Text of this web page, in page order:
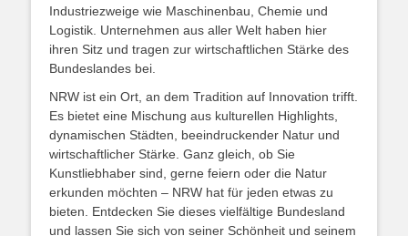
Industriezweige wie Maschinenbau, Chemie und
Logistik. Unternehmen aus aller Welt haben hier
ihren Sitz und tragen zur wirtschaftlichen Stärke des
Bundeslandes bei.
NRW ist ein Ort, an dem Tradition auf Innovation trifft.
Es bietet eine Mischung aus kulturellen Highlights,
dynamischen Städten, beeindruckender Natur und
wirtschaftlicher Stärke. Ganz gleich, ob Sie
Kunstliebhaber sind, gerne feiern oder die Natur
erkunden möchten – NRW hat für jeden etwas zu
bieten. Entdecken Sie dieses vielfältige Bundesland
und lassen Sie sich von seiner Schönheit und seinem